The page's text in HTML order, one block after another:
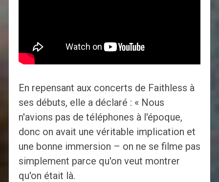
En repensant aux concerts de Faithless à
ses débuts, elle a déclaré : « Nous
n'avions pas de téléphones à l'époque,
donc on avait une véritable implication et
une bonne immersion – on ne se filme pas
simplement parce qu'on veut montrer
qu'on était là.